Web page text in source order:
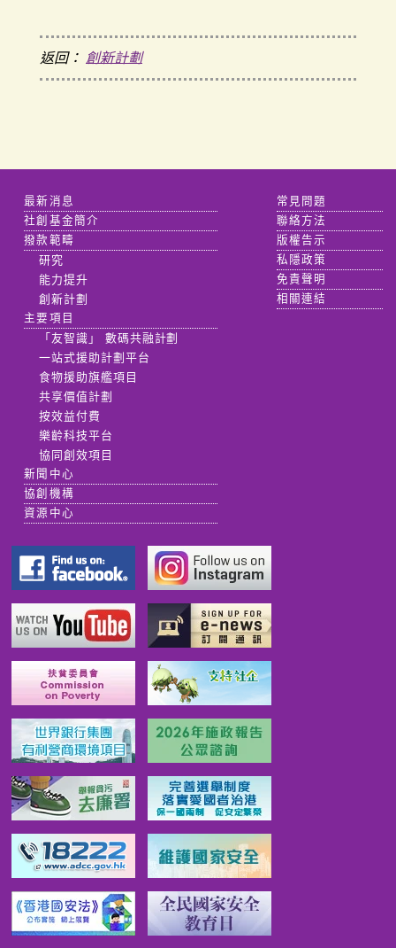
返回： 創新計劃
最新消息
社創基金簡介
撥款範疇
研究
能力提升
創新計劃
主要項目
「友智識」 數碼共融計劃
一站式援助計劃平台
食物援助旗艦項目
共享價值計劃
按效益付費
樂齡科技平台
協同創效項目
新聞中心
協創機構
資源中心
常見問題
聯絡方法
版權告示
私隱政策
免責聲明
相關連結